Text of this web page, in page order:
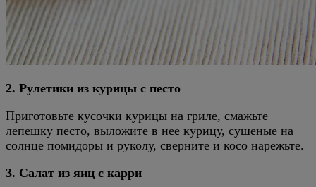
2. Рулетики из курицы с песто
Приготовьте кусочки курицы на гриле, смажьте
лепешку песто, выложите в нее курицу, сушеные на
солнце помидоры и руколу, сверните и косо нарежьте.
3. Салат из яиц с карри